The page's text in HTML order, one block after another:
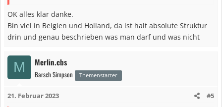
OK alles klar danke.
Bin viel in Belgien und Holland, da ist halt absolute Struktur
drin und genau beschrieben was man darf und was nicht
M Merlin.cbs
Barsch Simpson Themenstarter
21. Februar 2023 #5